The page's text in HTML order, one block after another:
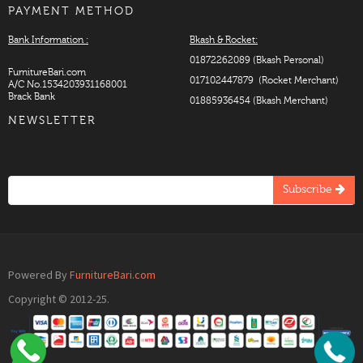
PAYMENT METHOD
Bank Information :
FurnitureBari.com
A/C No.1534203931168001
Brack Bank
Bkash & Rocket:
01872262089 (Bkash Personal)
017102447879 (Rocket Merchant)
01885936454 (Bkash Merchant)
NEWSLETTER
Subscribe
Powered By FurnitureBari.com
Copyright © 2012-25.